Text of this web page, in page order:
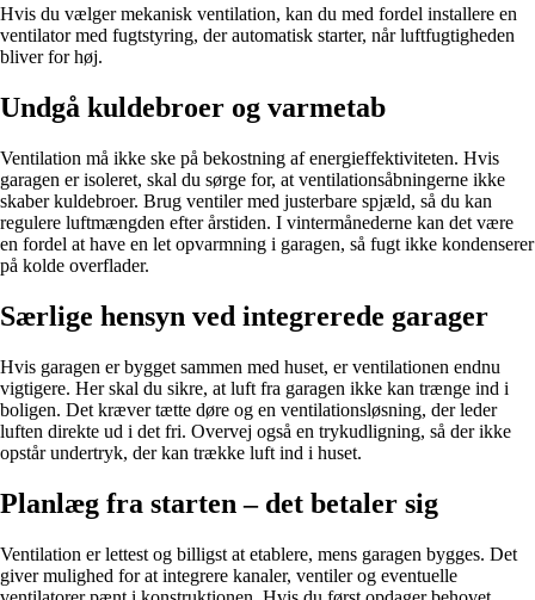
Hvis du vælger mekanisk ventilation, kan du med fordel installere en
ventilator med fugtstyring, der automatisk starter, når luftfugtigheden
bliver for høj.
Undgå kuldebroer og varmetab
Ventilation må ikke ske på bekostning af energieffektiviteten. Hvis
garagen er isoleret, skal du sørge for, at ventilationsåbningerne ikke
skaber kuldebroer. Brug ventiler med justerbare spjæld, så du kan
regulere luftmængden efter årstiden. I vintermånederne kan det være
en fordel at have en let opvarmning i garagen, så fugt ikke kondenserer
på kolde overflader.
Særlige hensyn ved integrerede garager
Hvis garagen er bygget sammen med huset, er ventilationen endnu
vigtigere. Her skal du sikre, at luft fra garagen ikke kan trænge ind i
boligen. Det kræver tætte døre og en ventilationsløsning, der leder
luften direkte ud i det fri. Overvej også en trykudligning, så der ikke
opstår undertryk, der kan trække luft ind i huset.
Planlæg fra starten – det betaler sig
Ventilation er lettest og billigst at etablere, mens garagen bygges. Det
giver mulighed for at integrere kanaler, ventiler og eventuelle